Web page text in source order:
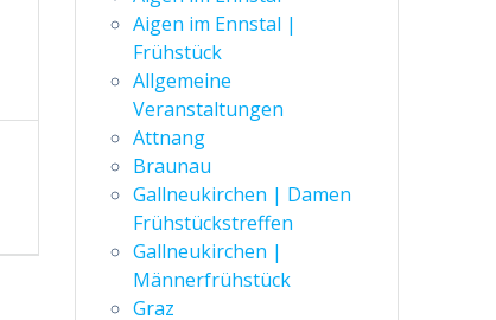
Aigen im Ennstal |
Frühstück
Allgemeine
Veranstaltungen
Attnang
Braunau
Gallneukirchen | Damen
Frühstückstreffen
Gallneukirchen |
Männerfrühstück
Graz